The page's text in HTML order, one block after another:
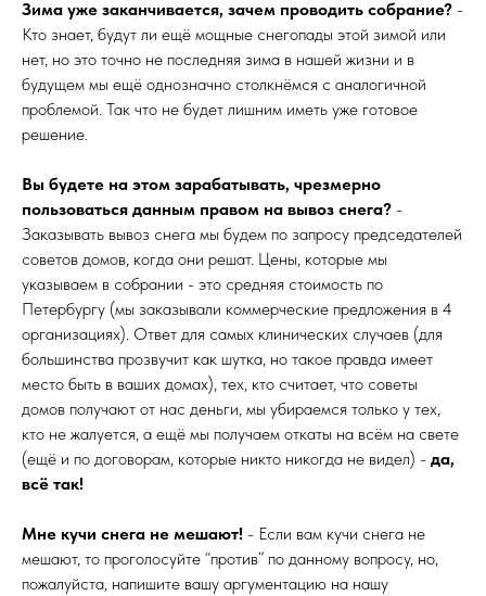
Зима уже заканчивается, зачем проводить собрание? -
Кто знает, будут ли ещё мощные снегопады этой зимой или
нет, но это точно не последняя зима в нашей жизни и в
будущем мы ещё однозначно столкнёмся с аналогичной
проблемой. Так что не будет лишним иметь уже готовое
решение.
Вы будете на этом зарабатывать, чрезмерно
пользоваться данным правом на вывоз снега? -
Заказывать вывоз снега мы будем по запросу председателей
советов домов, когда они решат. Цены, которые мы
указываем в собрании - это средняя стоимость по
Петербургу (мы заказывали коммерческие предложения в 4
организациях). Ответ для самых клинических случаев (для
большинства прозвучит как шутка, но такое правда имеет
место быть в ваших домах), тех, кто считает, что советы
домов получают от нас деньги, мы убираемся только у тех,
кто не жалуется, а ещё мы получаем откаты на всём на свете
(ещё и по договорам, которые никто никогда не видел) - да,
всё так!
Мне кучи снега не мешают! - Если вам кучи снега не
мешают, то проголосуйте “против” по данному вопросу, но,
пожалуйста, напишите вашу аргументацию на нашу